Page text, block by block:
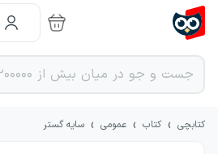
کتابچی › کتاب › عمومی › سایه گستر